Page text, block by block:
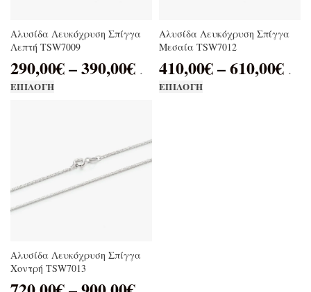
Αλυσίδα Λευκόχρυση Σπίγγα
Λεπτή TSW7009
290,00€–390,00€ .
ΕΠΙΛΟΓΉ
Αλυσίδα Λευκόχρυση Σπίγγα
Μεσαία TSW7012
410,00€–610,00€ .
ΕΠΙΛΟΓΉ
Αλυσίδα Λευκόχρυση Σπίγγα
Χοντρή TSW7013